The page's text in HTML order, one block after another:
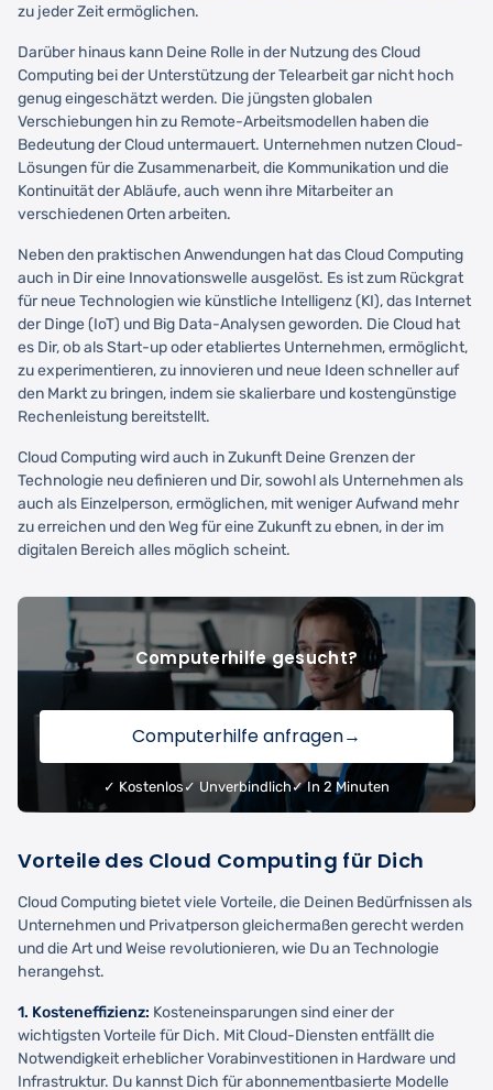
zu jeder Zeit ermöglichen.
Darüber hinaus kann Deine Rolle in der Nutzung des Cloud
Computing bei der Unterstützung der Telearbeit gar nicht hoch
genug eingeschätzt werden. Die jüngsten globalen
Verschiebungen hin zu Remote-Arbeitsmodellen haben die
Bedeutung der Cloud untermauert. Unternehmen nutzen Cloud-
Lösungen für die Zusammenarbeit, die Kommunikation und die
Kontinuität der Abläufe, auch wenn ihre Mitarbeiter an
verschiedenen Orten arbeiten.
Neben den praktischen Anwendungen hat das Cloud Computing
auch in Dir eine Innovationswelle ausgelöst. Es ist zum Rückgrat
für neue Technologien wie künstliche Intelligenz (KI), das Internet
der Dinge (IoT) und Big Data-Analysen geworden. Die Cloud hat
es Dir, ob als Start-up oder etabliertes Unternehmen, ermöglicht,
zu experimentieren, zu innovieren und neue Ideen schneller auf
den Markt zu bringen, indem sie skalierbare und kostengünstige
Rechenleistung bereitstellt.
Cloud Computing wird auch in Zukunft Deine Grenzen der
Technologie neu definieren und Dir, sowohl als Unternehmen als
auch als Einzelperson, ermöglichen, mit weniger Aufwand mehr
zu erreichen und den Weg für eine Zukunft zu ebnen, in der im
digitalen Bereich alles möglich scheint.
Computerhilfe gesucht?
Computerhilfe anfragen→
✓ Kostenlos✓ Unverbindlich✓ In 2 Minuten
Vorteile des Cloud Computing für Dich
Cloud Computing bietet viele Vorteile, die Deinen Bedürfnissen als
Unternehmen und Privatperson gleichermaßen gerecht werden
und die Art und Weise revolutionieren, wie Du an Technologie
herangehst.
1. Kosteneffizienz: Kosteneinsparungen sind einer der
wichtigsten Vorteile für Dich. Mit Cloud-Diensten entfällt die
Notwendigkeit erheblicher Vorabinvestitionen in Hardware und
Infrastruktur. Du kannst Dich für abonnementbasierte Modelle